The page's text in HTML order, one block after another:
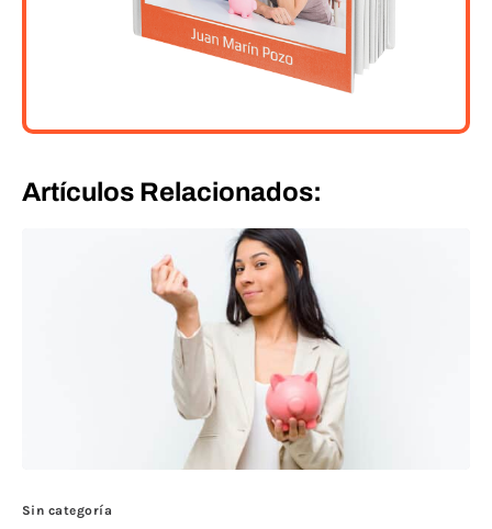
Artículos Relacionados:
Sin categoría